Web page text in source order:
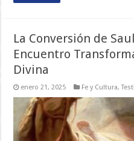
La Conversión de
Encuentro
Divina
enero 21, 2025 Fe y Cultura,